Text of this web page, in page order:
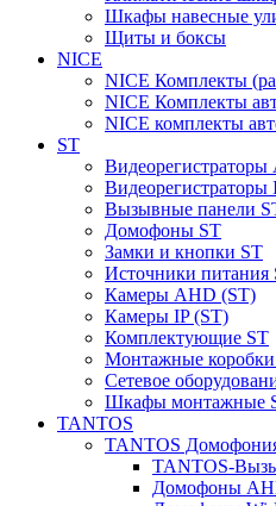
Шкафы навесные
Щиты и боксы
NICE
NICE Комплекты
NICE Комплекты
NICE комплекты
ST
Видеорегистраторы
Видеорегистраторы
Вызывные панели
Домофоны ST
Замки и кнопки ST
Источники питания
Камеры AHD (ST)
Камеры IP (ST)
Комплектующие ST
Монтажные
Сетевое
Шкафы монтажные
TANTOS
TANTOS
TANTOS-
Домофоны